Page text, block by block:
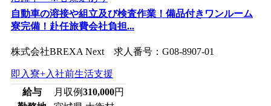
自動車の溶接や組立及び検査作業！備品付きワンルーム
寮完備！赴任旅費会社負担...
株式会社BREXA Next 求人番号：G08-8907-01
即入寮+入社前生活支援
給与
月収例310,000円